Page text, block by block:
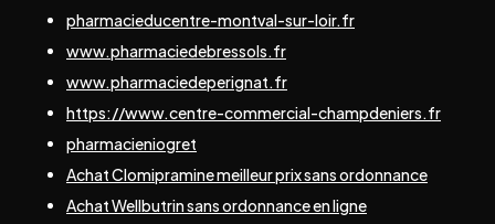
pharmacieducentre-montval-sur-loir.fr
www.pharmaciedebressols.fr
www.pharmaciedeperignat.fr
https://www.centre-commercial-champdeniers.fr
pharmacieniogret
Achat Clomipramine meilleur prix sans ordonnance
Achat Wellbutrin sans ordonnance en ligne